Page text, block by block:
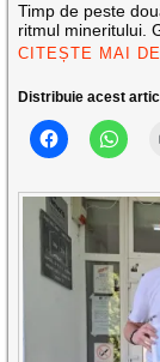
Timp de peste
ritmul mineritului.
CITEȘTE MAI
Distribuie acest